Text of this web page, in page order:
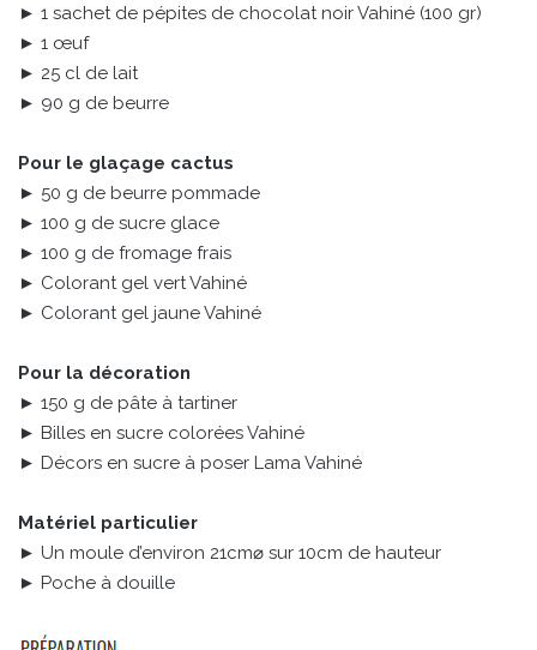
► 1 sachet de pépites de chocolat noir Vahiné (100 gr)
► 1 œuf
► 25 cl de lait
► 90 g de beurre
Pour le glaçage cactus
► 50 g de beurre pommade
► 100 g de sucre glace
► 100 g de fromage frais
► Colorant gel vert Vahiné
► Colorant gel jaune Vahiné
Pour la décoration
► 150 g de pâte à tartiner
► Billes en sucre colorées Vahiné
► Décors en sucre à poser Lama Vahiné
Matériel particulier
► Un moule d’environ 21cm⌀ sur 10cm de hauteur
► Poche à douille